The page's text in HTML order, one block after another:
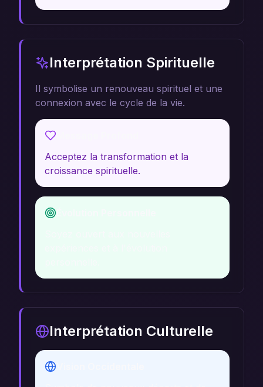
Interprétation Spirituelle
Il symbolise un renouveau spirituel et une
connexion avec le cycle de la vie.
Acceptez la transformation et la
croissance spirituelle.
Interprétation Culturelle